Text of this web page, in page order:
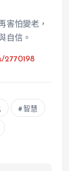
害怕變老，
自信。
智慧